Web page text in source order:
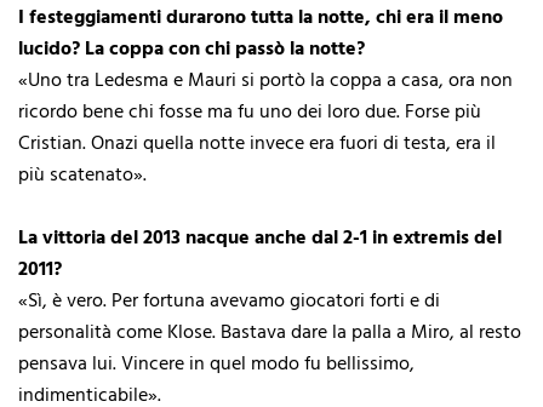
I festeggiamenti durarono tutta la notte, chi era il meno
lucido? La coppa con chi passò la notte?
«Uno tra Ledesma e Mauri si portò la coppa a casa, ora non
ricordo bene chi fosse ma fu uno dei loro due. Forse più
Cristian. Onazi quella notte invece era fuori di testa, era il
più scatenato».
La vittoria del 2013 nacque anche dal 2-1 in extremis del
2011?
«Sì, è vero. Per fortuna avevamo giocatori forti e di
personalità come Klose. Bastava dare la palla a Miro, al resto
pensava lui. Vincere in quel modo fu bellissimo,
indimenticabile».